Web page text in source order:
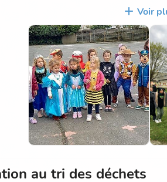
de privation pour faire la fête une
souvent des beignets ou des crêpes
fée ou un dinosaure, la Mi-
avec nos éclats de rire.
Voir
au tri des déchets